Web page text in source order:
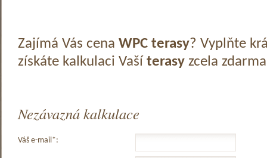
Zajímá Vás cena WPC terasy? Vyplňte
získáte kalkulaci Vaší terasyzcela
Nezávazná kalkulace
Váš e-mail*: